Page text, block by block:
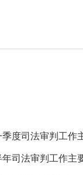
度司法审判工作
司法审判工作主